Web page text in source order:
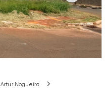
Artur Nogueira